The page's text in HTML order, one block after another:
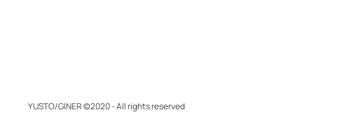
YUSTO/GINER ©2020 - All rights reserved